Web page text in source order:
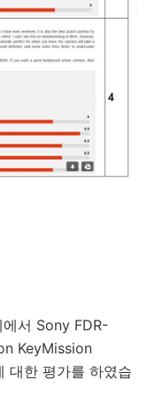
서 Sony FDR-
KeyMission
대한 평가를 하였습